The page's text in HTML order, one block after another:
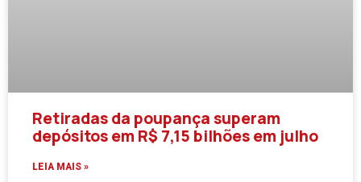
Retiradas da poupança superam
depósitos em R$ 7,15 bilhões em julho
LEIA MAIS »